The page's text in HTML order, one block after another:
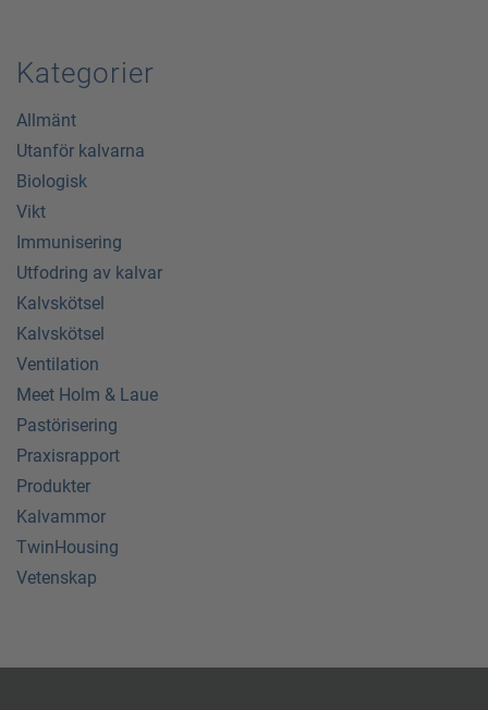
Kategorier
Allmänt
Utanför kalvarna
Biologisk
Vikt
Immunisering
Utfodring av kalvar
Kalvskötsel
Kalvskötsel
Ventilation
Meet Holm & Laue
Pastörisering
Praxisrapport
Produkter
Kalvammor
TwinHousing
Vetenskap